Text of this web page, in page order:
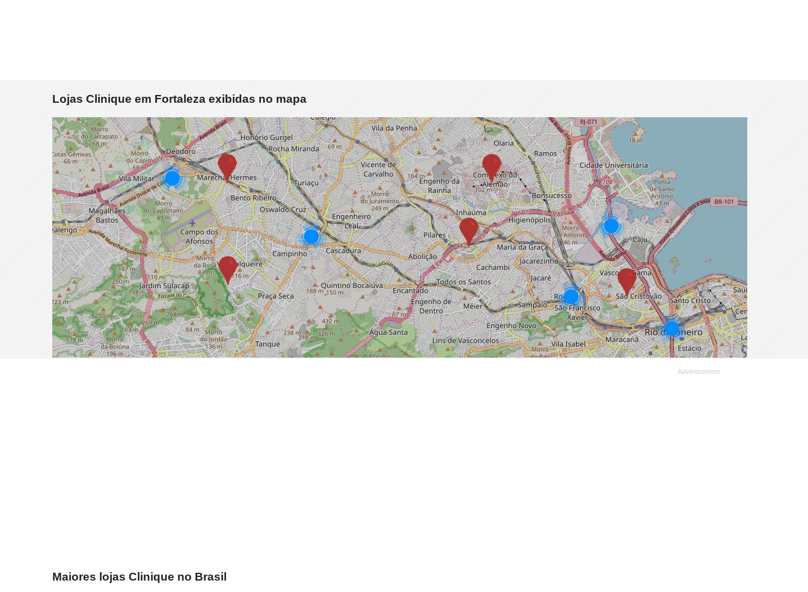
Lojas Clinique em Fortaleza exibidas no mapa
Maiores lojas Clinique no Brasil